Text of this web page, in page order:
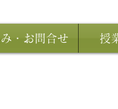
・お問合せ 授